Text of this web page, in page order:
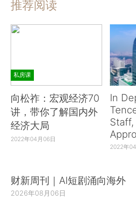
推荐阅读
私房课
向松祚：宏观经济70
讲，带你了解国内外
经济大局
2022年04月06日
In
Staff,
2022年
财新周刊｜AI短剧涌向海外
2026年08月06日